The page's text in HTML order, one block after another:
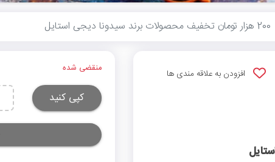
افزودن به علاقه مندی ها منقضی شده
کپی کنید